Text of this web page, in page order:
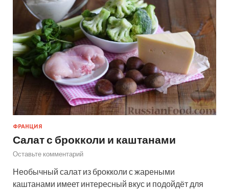
ФРАНЦИЯ
Салат с брокколи и каштанами
Оставьте комментарий
Необычный салат из брокколи с жареными
каштанами имеет интересный вкус и подойдёт для